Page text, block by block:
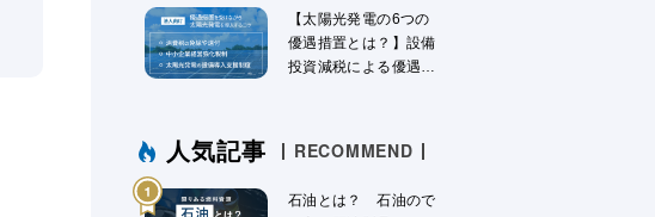
【太陽光発電の6つの
優遇措置とは？】設備
投資減税による優遇措
人気記事 RECOMMEND
石油とは？ 石油ので